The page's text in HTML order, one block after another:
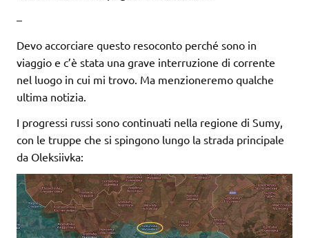
–
Devo accorciare questo resoconto perché sono in
viaggio e c’è stata una grave interruzione di corrente
nel luogo in cui mi trovo. Ma menzioneremo qualche
ultima notizia.
I progressi russi sono continuati nella regione di Sumy,
con le truppe che si spingono lungo la strada principale
da Oleksiivka: